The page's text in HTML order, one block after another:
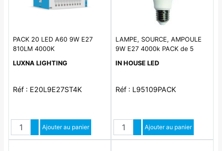
PACK 20 LED A60 9W E27
810LM 4000K
LUXNA LIGHTING
Réf : E20L9E27ST4K
QuantitéAugmenter quantité
Diminuer quantité
Ajouter au panier
LAMPE, SOURCE, AMPOULE
9W E27 4000k PACK de 5
IN HOUSE LED
Réf : L95109PACK
QuantitéAugmenter quantité
Diminuer quantité
Ajouter au panier